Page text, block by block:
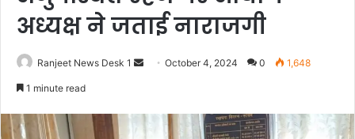
अध्यक्ष ने जताई नाराजगी
Ranjeet News Desk 1 October 4, 2024 0 1,648
1 minute read